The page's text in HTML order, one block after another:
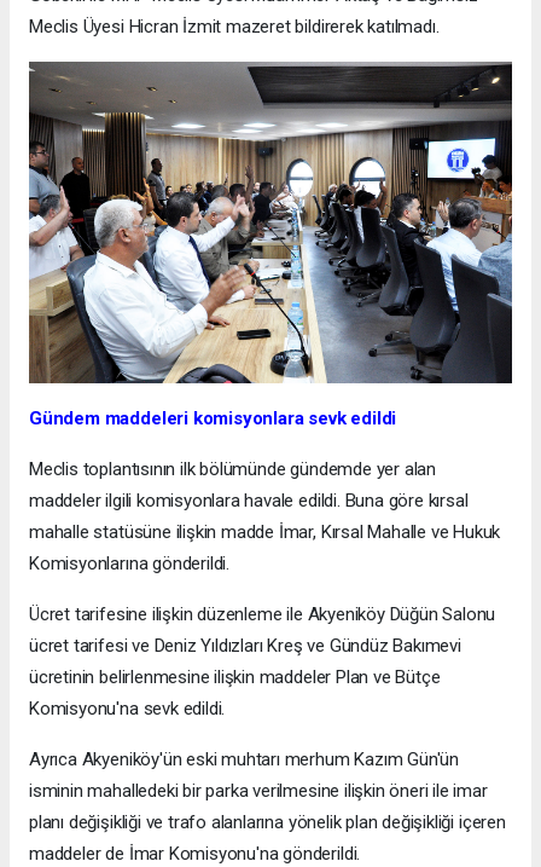
Meclis Üyesi Hicran İzmit mazeret bildirerek katılmadı.
Gündem maddeleri komisyonlara sevk edildi
Meclis toplantısının ilk bölümünde gündemde yer alan
maddeler ilgili komisyonlara havale edildi. Buna göre kırsal
mahalle statüsüne ilişkin madde İmar, Kırsal Mahalle ve Hukuk
Komisyonlarına gönderildi.
Ücret tarifesine ilişkin düzenleme ile Akyeniköy Düğün Salonu
ücret tarifesi ve Deniz Yıldızları Kreş ve Gündüz Bakımevi
ücretinin belirlenmesine ilişkin maddeler Plan ve Bütçe
Komisyonu'na sevk edildi.
Ayrıca Akyeniköy'ün eski muhtarı merhum Kazım Gün'ün
isminin mahalledeki bir parka verilmesine ilişkin öneri ile imar
planı değişikliği ve trafo alanlarına yönelik plan değişikliği içeren
maddeler de İmar Komisyonu'na gönderildi.